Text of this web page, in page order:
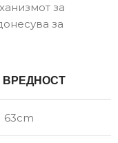
за
за
ВРЕДНОСТ
63cm